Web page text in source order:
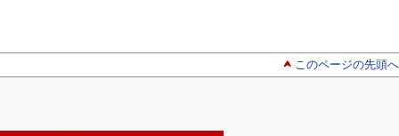
このページの先頭へ